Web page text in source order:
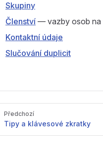
Skupiny
Členství — vazby osob na
Kontaktní údaje
Slučování duplicit
Pager
Předchozí
Tipy a klávesové zkratky